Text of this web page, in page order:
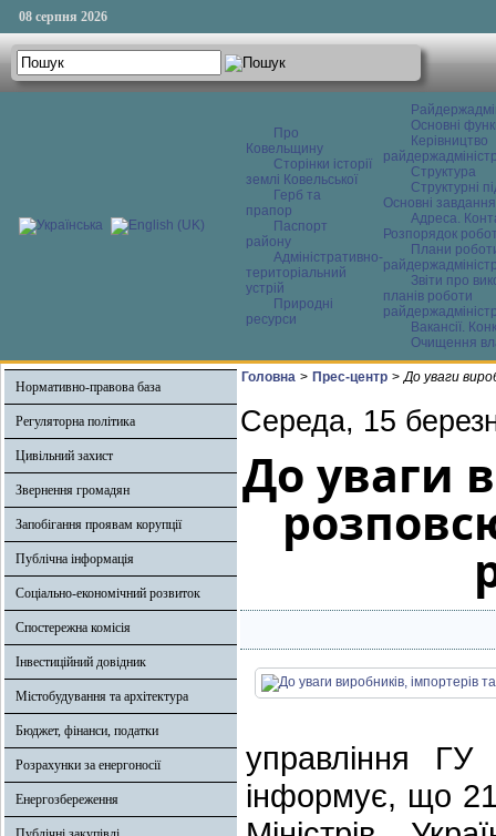
08 серпня 2026
Про
Ковельщину
Сторінки історії
землі Ковельської
Герб та
прапор
Паспорт
району
Адміністративно-
територіальний
устрій
Природні
ресурси
Основні
Керівництво
Структура
Структурні
Основні завдання
Адреса.
Розпорядок
Плани
Звіти про
планів роботи
Вакансії.
Очищення
Нормативно-правова база
Регуляторна політика
Цивільний захист
Звернення громадян
Запобігання проявам корупції
Публічна інформація
Соціально-економічний розвиток
Спостережна комісія
Інвестиційний довідник
Містобудування та архітектура
Бюджет, фінанси, податки
Розрахунки за енергоносії
Енергозбереження
Головна > Прес-центр > До уваги
Середа, 15
До уваги
управління
інформує, що